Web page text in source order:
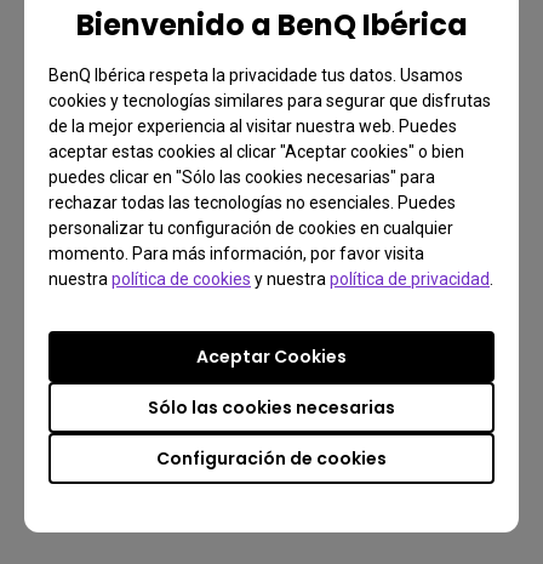
Bienvenido a BenQ Ibérica
BenQ Ibérica respeta la privacidade tus datos. Usamos
cookies y tecnologías similares para segurar que disfrutas
de la mejor experiencia al visitar nuestra web. Puedes
aceptar estas cookies al clicar "Aceptar cookies" o bien
puedes clicar en "Sólo las cookies necesarias" para
rechazar todas las tecnologías no esenciales. Puedes
personalizar tu configuración de cookies en cualquier
momento. Para más información, por favor visita
nuestra política de cookies y nuestra política de privacidad
Configuración de cookies
Sólo las cookies necesarias
Aceptar Cookies
Pago
Quiero saber más
Tarjeta de crédito, Métodos de pago locales seleccionados.
Envío gratuito en todos los pedidos superiores a 99€
Quiero saber más
2 años de garantía
Devoluciones gratuitas dentro de los 30 días.
Quiero saber más